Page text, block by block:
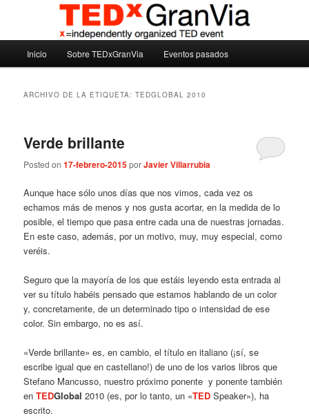
principal
secundarioTEDxGranVia
Madrid – España – Spain
Inicio Sobre TEDxGranVia Eventos pasados
ARCHIVO DE LA ETIQUETA:TEDGLOBAL 2010
Verde brillante
Posted on17-febrero-2015porJavier Villarrubia
Aunque hace sólo unos días que nos vimos, cada vez os
echamos más de menos y nos gusta acortar, en la medida de lo
posible, el tiempo que pasa entre cada una de nuestras jornadas.
En este caso, además, por un motivo, muy, muy especial, como
veréis.
Seguro que la mayoría de los que estáis leyendo esta entrada al
ver su título habéis pensado que estamos hablando de un color
y, concretamente, de un determinado tipo o intensidad de ese
color. Sin embargo, no es así.
«Verde brillante» es, en cambio, el título en italiano (¡sí, se
escribe igual que en castellano!) de uno de los varios libros que
Stefano Mancusso, nuestro próximo ponente y ponente también
enTEDGlobal 2010 (es, por lo tanto, un «TED Speaker»), ha
escrito.